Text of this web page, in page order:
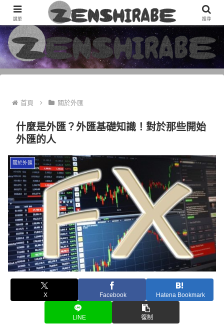
基於“我想知道並且想知道”的“ ZENSHIRABE =好的研究”的信息網站
首頁 關於外匯
什麼是外匯？外匯基礎知識！對於那些開始
外匯的人
關於外匯
X Facebook Hatena Bookmark
LINE 復制
選單 搜尋